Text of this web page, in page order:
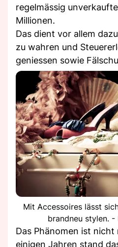
regelmässig
Millionen.
Das dient vor allem
zu wahren und
geniessen sowie
Mit Accessoires lässt
brandneu stylen.
Das Phänomen ist nicht
einigen Jahren stand